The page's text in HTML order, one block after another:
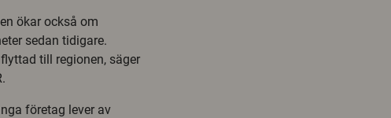
ökar också om
sedan tidigare.
till regionen, säger
företag lever av